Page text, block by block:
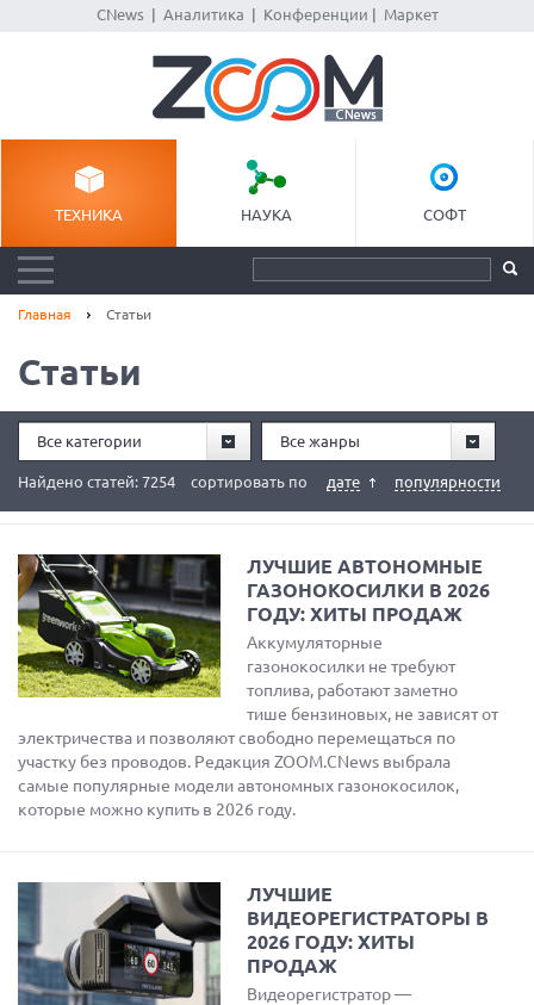
CNews| Аналитика Конференции Маркет
ТЕХНИКА НАУКА СОФТ
Главная Статьи
Статьи
Все категории Все жанры
сортировать по дате популярности
Найдено статей: 7254
ЛУЧШИЕ АВТОНОМНЫЕ
ГАЗОНОКОСИЛКИ В 2026
ГОДУ: ХИТЫ ПРОДАЖ
Аккумуляторные
газонокосилки не требуют
топлива, работают заметно
тише бензиновых, не зависят от
электричества и позволяют свободно перемещаться по
участку без проводов. Редакция ZOOM.CNews выбрала
самые популярные модели автономных газонокосилок,
которые можно купить в 2026 году.
ЛУЧШИЕ
ВИДЕОРЕГИСТРАТОРЫ В
2026 ГОДУ: ХИТЫ
ПРОДАЖ
Видеорегистратор —